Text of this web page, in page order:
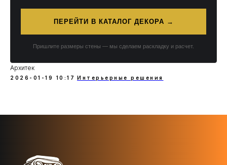
ПЕРЕЙТИ В КАТАЛОГ ДЕКОРА →
Пришлите размеры стены — мы сделаем раскладку и расчет.
Архитек
2026-01-19 10:17 Интерьерные решения